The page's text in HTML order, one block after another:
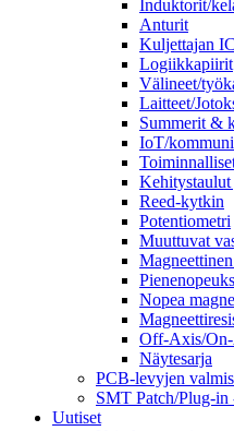
Induktorit/
Anturit
Kuljettajan
Logiikkapiirit
Välineet/
Laitteet/
Summerit &
IoT/
Reed-kytkin
Potentiometri
Muuttuvat
Nopea
Off-Axis/On-
Näytesarja
PCB-levyjen
SMT Patch/Plug-in
Uutiset